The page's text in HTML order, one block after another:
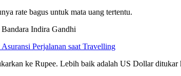
rate bagus untuk mata uang tertentu.
Perjalanan saat Travelling
ke Rupee. Lebih baik adalah US Dollar ditukar